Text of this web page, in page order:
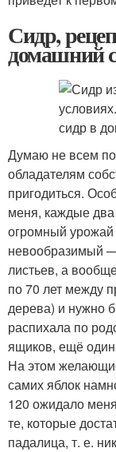
Сидр,
домашний
Думаю не всем
обладателям
пригодиться.
меня, каждые два
огромный урожай
невообразимый
листьев, а
по 70 лет между
дерева) и нужно
распихала по
ящиков, ещё один
На этом
самих яблок
120 ожидало
те, которые
падалица, т. е.